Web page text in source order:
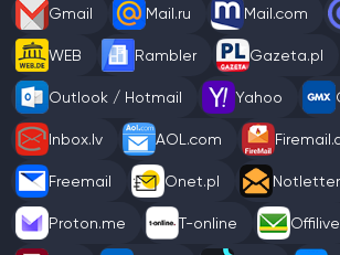
Gmail Mail.ru Mail.com
WEB Rambler Gazeta.pl
Outlook / Hotmail Yahoo
Inbox.lv AOL.com
Freemail Onet.pl
Proton.me T-online Offilive